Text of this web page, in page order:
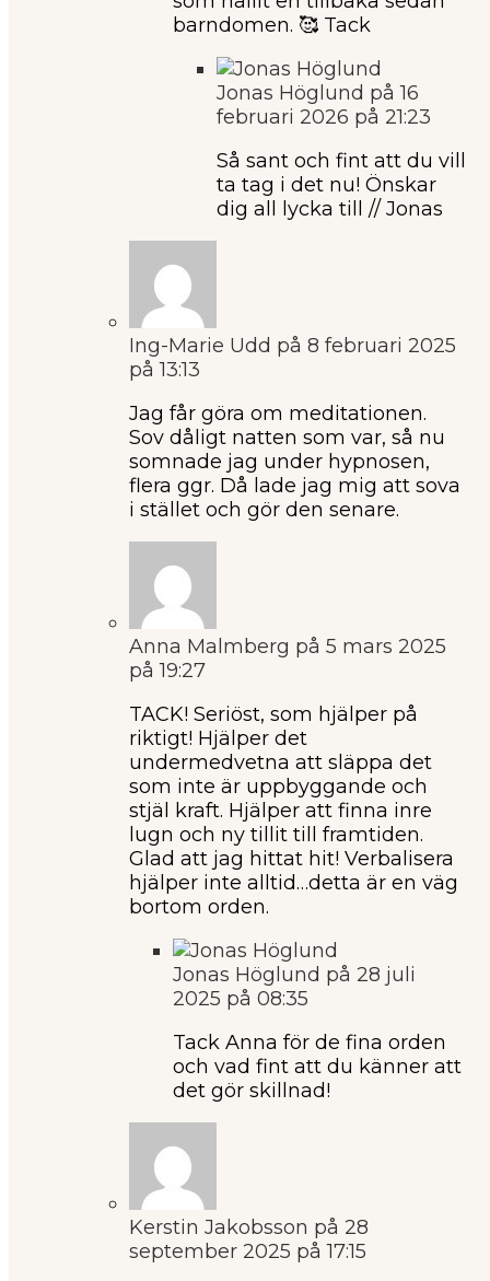
barndomen. 🥰 Tack
Jonas Höglund på 16
februari 2026 på 21:23
Så sant och fint att du vill
ta tag i det nu! Önskar
dig all lycka till // Jonas
Ing-Marie Udd på 8 februari 2025
på 13:13
Jag får göra om meditationen.
Sov dåligt natten som var, så nu
somnade jag under hypnosen,
flera ggr. Då lade jag mig att sova
i stället och gör den senare.
Anna Malmberg på 5 mars 2025
på 19:27
TACK! Seriöst, som hjälper på
riktigt! Hjälper det
undermedvetna att släppa det
som inte är uppbyggande och
stjäl kraft. Hjälper att finna inre
lugn och ny tillit till framtiden.
Glad att jag hittat hit! Verbalisera
hjälper inte alltid…detta är en väg
bortom orden.
Jonas Höglund på 28 juli
2025 på 08:35
Tack Anna för de fina orden
och vad fint att du känner att
det gör skillnad!
Kerstin Jakobsson på 28
september 2025 på 17:15